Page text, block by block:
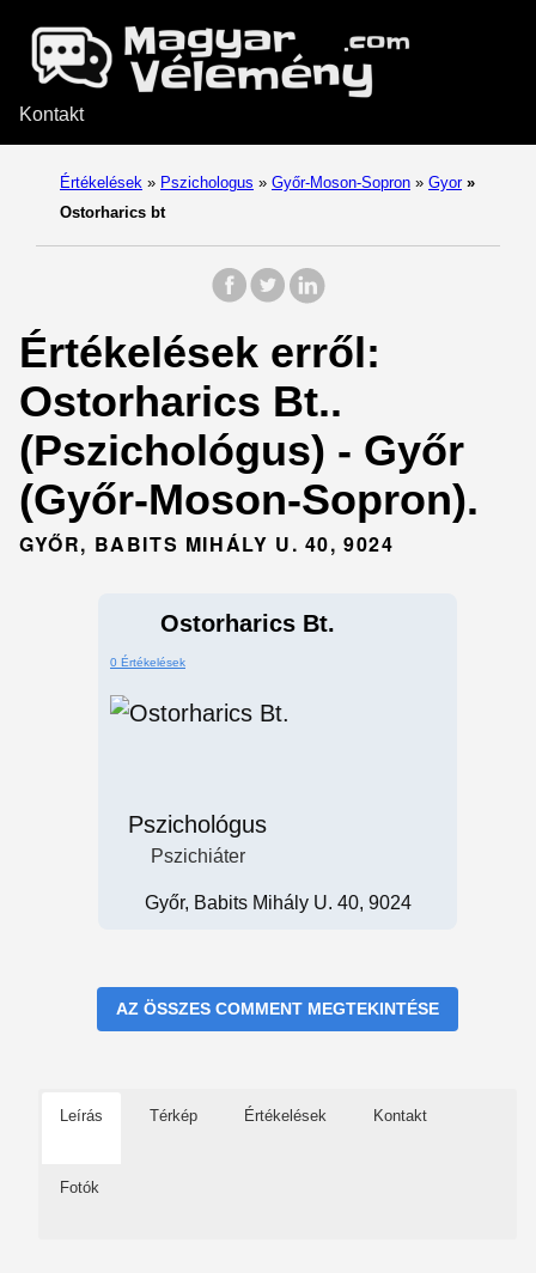
Kontakt
Értékelések » Pszichologus » Győr-Moson-Sopron » Gyor »
Ostorharics bt
Értékelések erről:
Ostorharics Bt..
(Pszichológus) - Győr
(Győr-Moson-Sopron).
GYŐR, BABITS MIHÁLY U. 40, 9024
Ostorharics Bt.
0 Értékelések
Pszichológus
Pszichiáter
Győr, Babits Mihály U. 40, 9024
AZ ÖSSZES COMMENT MEGTEKINTÉSE
Leírás Térkép Értékelések Kontakt
Fotók